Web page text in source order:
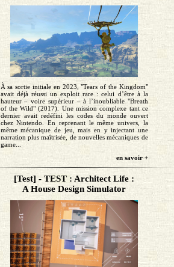
À sa sortie initiale en 2023, "Tears of the Kingdom"
avait déjà réussi un exploit rare : celui d’être à la
hauteur – voire supérieur – à l’inoubliable "Breath
of the Wild" (2017). Une mission complexe tant ce
dernier avait redéfini les codes du monde ouvert
chez Nintendo. En reprenant le même univers, la
même mécanique de jeu, mais en y injectant une
narration plus maîtrisée, de nouvelles mécaniques de
game...
en savoir +
[Test] - TEST : Architect Life :
A House Design Simulator